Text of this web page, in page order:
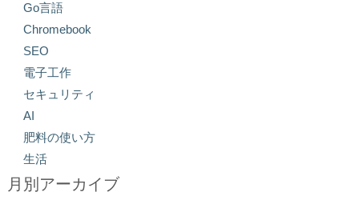
Go言語
Chromebook
SEO
電子工作
セキュリティ
AI
肥料の使い方
生活
月別アーカイブ